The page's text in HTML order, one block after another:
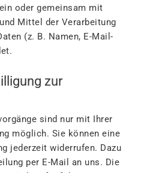
oder gemeinsam mit
Mittel der Verarbeitung
(z. B. Namen, E-Mail-
zur
sind nur mit Ihrer
möglich. Sie können eine
jederzeit widerrufen. Dazu
per E-Mail an uns. Die